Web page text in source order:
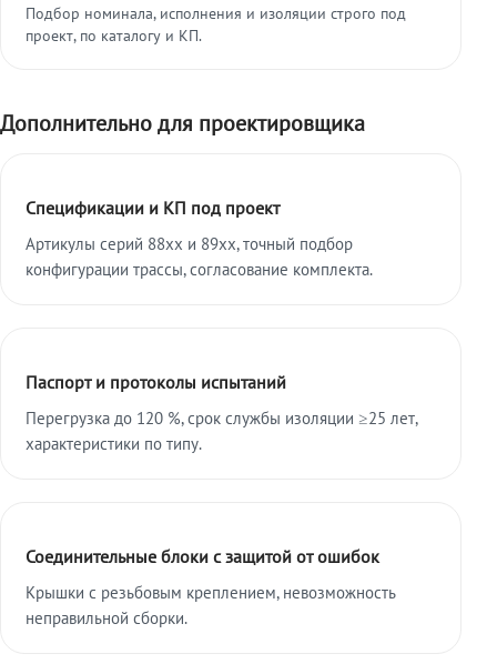
Подбор номинала, исполнения и изоляции строго под
проект, по каталогу и КП.
Дополнительно для проектировщика
Спецификации и КП под проект
Артикулы серий 88xx и 89xx, точный подбор
конфигурации трассы, согласование комплекта.
Паспорт и протоколы испытаний
Перегрузка до 120 %, срок службы изоляции ≥25 лет,
характеристики по типу.
Соединительные блоки с защитой от ошибок
Крышки с резьбовым креплением, невозможность
неправильной сборки.